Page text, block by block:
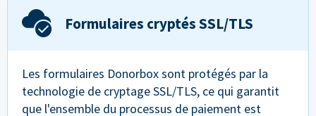
Formulaires cryptés SSL/TLS
Les formulaires Donorbox sont protégés par la
technologie de cryptage SSL/TLS, ce qui garantit
que l'ensemble du processus de paiement est